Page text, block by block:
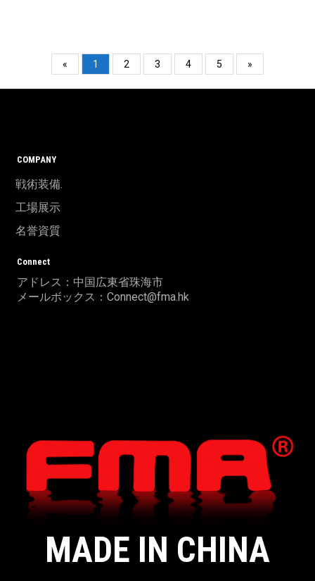
« 1 2 3 4 5 »
MADE IN CHINA
COMPANY
戦術装備.
工場展示
名誉資質
Connect
アドレス：中国広東省珠海市
メールボックス：Connect@fma.hk